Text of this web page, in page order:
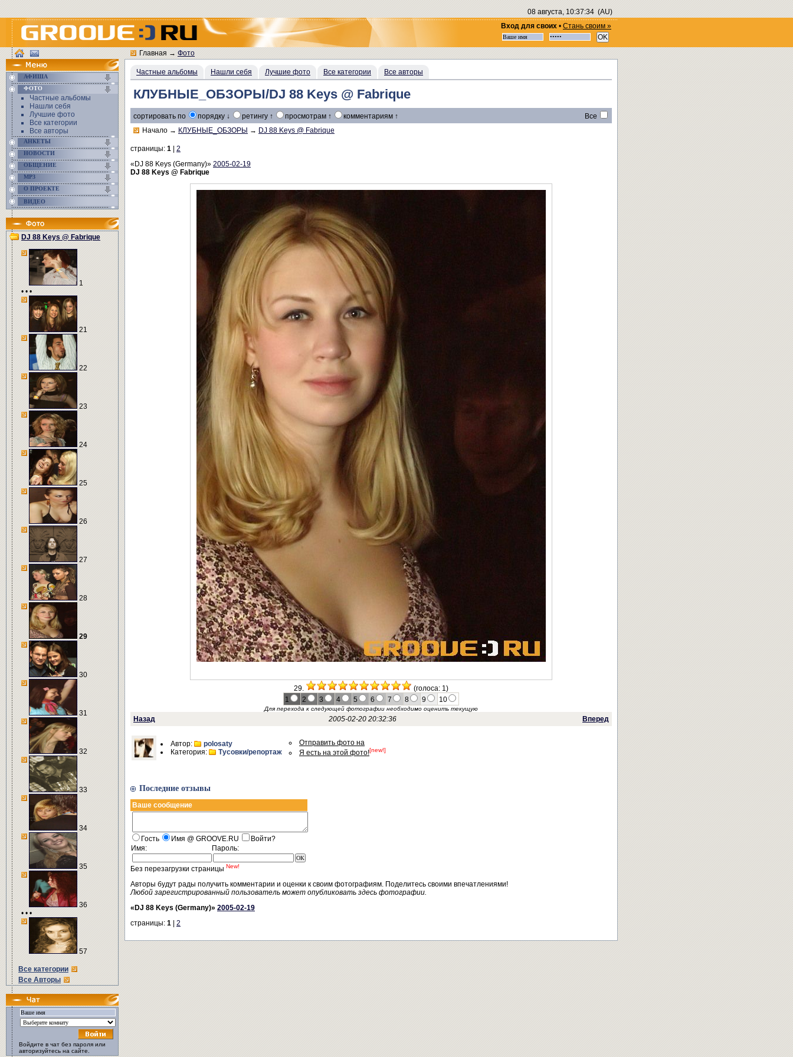
08 августа, 10:37:34(AU)
Вход для своих • Стань своим »
АФИША
ФОТО
Частные альбомы
Нашли себя
Лучшие фото
Все категории
Все авторы
АНКЕТЫ
НОВОСТИ
ОБЩЕНИЕ
MP3
О ПРОЕКТЕ
ВИДЕО
DJ 88 Keys @ Fabrique
1
• • •
21
22
23
24
25
26
27
28
29
30
31
32
33
34
35
36
• • •
57
Все категории
Все Авторы
Войдите в чат без пароля или
авторизуйтесь на сайте.
Главная→Фото
Частные альбомы Нашли себя Лучшие фото Все категории Все авторы
КЛУБНЫЕ_ОБЗОРЫ/DJ 88 Keys @ Fabrique
сортировать по порядку ↓ ретингу ↑ просмотрам ↑ комментариям ↑
Все
Начало → КЛУБНЫЕ_ОБЗОРЫ → DJ 88 Keys @ Fabrique
страницы: 1
2
«DJ 88 Keys (Germany)» 2005-02-19
DJ 88 Keys @ Fabrique
29.
(голоса: 1)
1
2 3 4 5 6 7 8 9 10
Для перехода к следующей фотографии необходимо оценить текущую
Назад 2005-02-20 20:32:36 Вперед
Автор:
polosaty
Категория:
Тусовки/репортаж
Отправить фото на
Я есть на этой фото![new!]
Последние отзывы
Ваше сообщение
Гость Имя @ GROOVE.RU
Войти?
Имя:
Пароль:
Без перезагрузки страницы New!
Авторы будут рады получить комментарии и оценки к своим фотографиям. Поделитесь своими впечатлениями!
Любой зарегистрированный пользователь может опубликовать здесь фотографии.
«DJ 88 Keys (Germany)» 2005-02-19
страницы: 1 2